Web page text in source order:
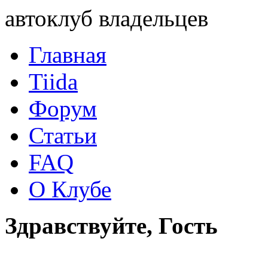
автоклуб владельцев
Главная
Tiida
Форум
Статьи
FAQ
О Клубе
Здравствуйте, Гость